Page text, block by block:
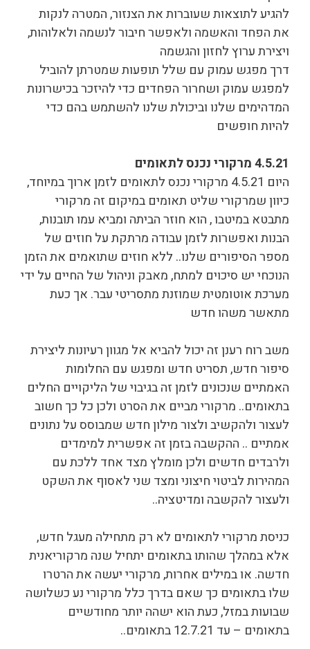
להגיע לתוצאות שעוברות את הצנזור, המטרה לנקות
את הפחד והאשמה ולאפשר חיבור לנשמה ולאלוהות,
ויצירת ערוץ לחזון והגשמה
דרך מפגש עמוק עם שלל תופעות שמטרתן להוביל
למפגש עמוק ושחרור הפחדים כדי להיזכר בכישרונות
המדהימים שלנו וביכולת שלנו להשתמש בהם כדי
להיות חופשים
4.5.21 מרקורי נכנס לתאומים
היום 4.5.21 מרקורי נכנס לתאומים לזמן ארוך במיוחד,
כיוון שמרקורי שליט תאומים במיקום זה מרקורי
מתבטא במיטבו , הוא חוזר הביתה ומביא עמו תובנות,
הבנות ואפשרות לזמן עבודה מרתקת על חוזים של
מספר הסיפורים שלנו.. ללא חוזים שתואמים את הזמן
הנוכחי יש סיכוים למתח, מאבק וניהול של החיים על ידי
מערכת אוטומטית שמוזנת מתסריטי עבר. אך כעת
מתאשר משהו חדש
משב רוח רענן זה יכול להביא אל מגוון רעיונות ליצירת
סיפור חדש, תסריט חדש ומפגש עם החלומות
האמתיים שנכונים לזמן זה בגיבוי של הליקויים החלים
בתאומים.. מרקורי מביים את הסרט ולכן כל כך חשוב
לעצור ולהקשיב ולצור מילון חדש שמבוסס על נתונים
אמתיים .. ההקשבה בזמן זה אפשרית למימדים
ולרבדים חדשים ולכן מומלץ מצד אחד ללכת עם
המהירות לביטוי חיצוני ומצד שני לאסוף את השקט
ולעצור להקשבה ומדיטציה..
כניסת מרקורי לתאומים לא רק מתחילה מעגל חדש,
אלא במהלך שהותו בתאומים יתחיל שנה מרקוריאנית
חדשה. או במילים אחרות, מרקורי יעשה את הרטרו
שלו בתאומים כך שאם בדרך כלל מרקורי נע כשלושה
שבועות במזל, כעת הוא ישהה יותר מחודשיים
בתאומים – עד 12.7.21 בתאומים..